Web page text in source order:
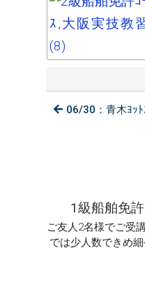
06/30：青木ﾖｯ
1級船舶免
ご友人2名様でご受
では少人数できめ